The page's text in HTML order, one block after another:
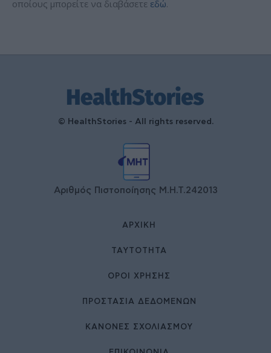
οποίους μπορείτε να διαβάσετε εδώ.
© HealthStories - All rights reserved.
Αριθμός Πιστοποίησης Μ.Η.Τ.242013
ΑΡΧΙΚΉ
ΤΑΥΤΌΤΗΤΑ
ΌΡΟΙ ΧΡΉΣΗΣ
ΠΡΟΣΤΑΣΙΑ ΔΕΔΟΜΕΝΩΝ
ΚΑΝΟΝΕΣ ΣΧΟΛΙΑΣΜΟΥ